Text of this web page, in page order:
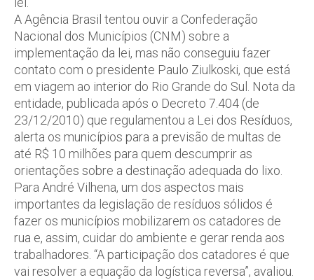
A Agência Brasil tentou ouvir a Confederação
Nacional dos Municípios (CNM) sobre a
implementação da lei, mas não conseguiu fazer
contato com o presidente Paulo Ziulkoski, que está
em viagem ao interior do Rio Grande do Sul. Nota da
entidade, publicada após o Decreto 7.404 (de
23/12/2010) que regulamentou a Lei dos Resíduos,
alerta os municípios para a previsão de multas de
até R$ 10 milhões para quem descumprir as
orientações sobre a destinação adequada do lixo.
Para André Vilhena, um dos aspectos mais
importantes da legislação de resíduos sólidos é
fazer os municípios mobilizarem os catadores de
rua e, assim, cuidar do ambiente e gerar renda aos
trabalhadores. “A participação dos catadores é que
vai resolver a equação da logística reversa”, avaliou.